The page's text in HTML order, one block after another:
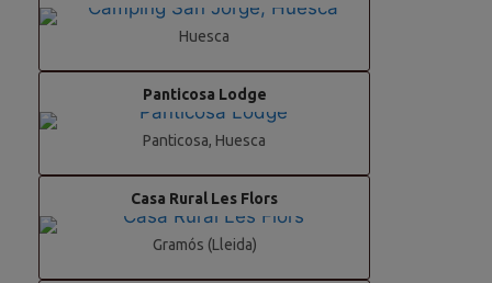
Huesca
Panticosa Lodge
Panticosa, Huesca
Casa Rural Les Flors
Gramós (Lleida)